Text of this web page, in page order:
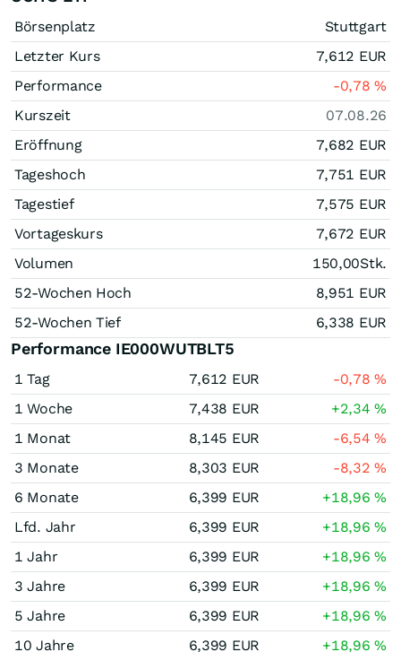
Börsenplatz
Stuttgart
Letzter Kurs
7,612 EUR
Performance
-0,78%
Kurszeit
07.08.26
Eröffnung
7,682 EUR
Tageshoch
7,751 EUR
Tagestief
7,575 EUR
Vortageskurs
7,672 EUR
Volumen
150,00Stk.
52-Wochen Hoch
8,951 EUR
52-Wochen Tief
6,338 EUR
Performance IE000WUTBLT5
1 Tag 7,612 EUR -0,78%
1 Woche
7,438 EUR +2,34%
1 Monat
8,145 EUR -6,54%
3 Monate
8,303 EUR -8,32%
6 Monate
6,399 EUR +18,96%
Lfd. Jahr
6,399 EUR +18,96%
1 Jahr
6,399 EUR +18,96%
3 Jahre
6,399 EUR +18,96%
5 Jahre
6,399 EUR +18,96%
10 Jahre
6,399 EUR +18,96%